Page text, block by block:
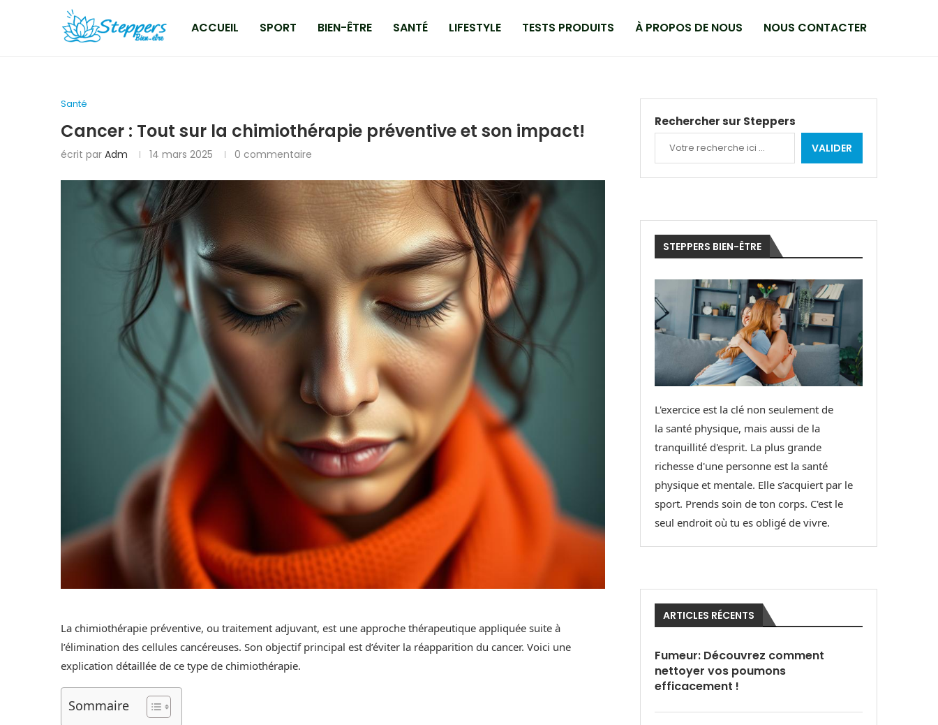
ACCUEIL SPORT BIEN-ÊTRE SANTÉ LIFESTYLE TESTS PRODUITS À PROPOS DE NOUS NOUS CONTACTER
Santé
Cancer : Tout sur la chimiothérapie préventive et son impact!
écrit par Adm 14 mars 2025 0 commentaire
La chimiothérapie préventive, ou traitement adjuvant, est une approche thérapeutique appliquée suite à
l’élimination des cellules cancéreuses. Son objectif principal est d’éviter la réapparition du cancer. Voici une
explication détaillée de ce type de chimiothérapie.
Sommaire
Rechercher sur Steppers
VALIDER
STEPPERS BIEN-ÊTRE
L'exercice est la clé non seulement de
la santé physique, mais aussi de la
tranquillité d'esprit. La plus grande
richesse d'une personne est la santé
physique et mentale. Elle s’acquiert par le
sport. Prends soin de ton corps. C'est le
seul endroit où tu es obligé de vivre.
ARTICLES RÉCENTS
Fumeur: Découvrez comment
nettoyer vos poumons
efficacement !